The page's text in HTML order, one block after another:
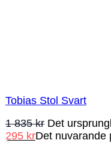
Tobias Stol Svart
1 835kr Det
295 krDet nuvarande